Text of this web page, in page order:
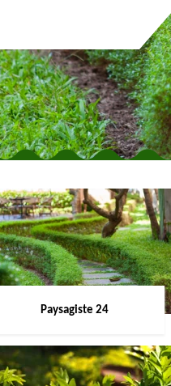
Paysagiste 24